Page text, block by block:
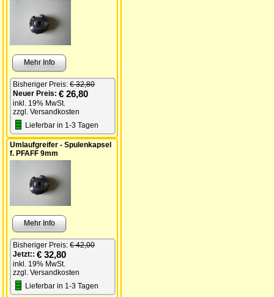
Mehr Info
Bisheriger Preis: € 32,80
Neuer Preis: € 26,80
inkl. 19% MwSt.
zzgl. Versandkosten
Lieferbar in 1-3 Tagen
Umlaufgreifer - Spulenkapsel
f. PFAFF 9mm
Mehr Info
Bisheriger Preis: € 42,00
Jetzt:: € 32,80
inkl. 19% MwSt.
zzgl. Versandkosten
Lieferbar in 1-3 Tagen